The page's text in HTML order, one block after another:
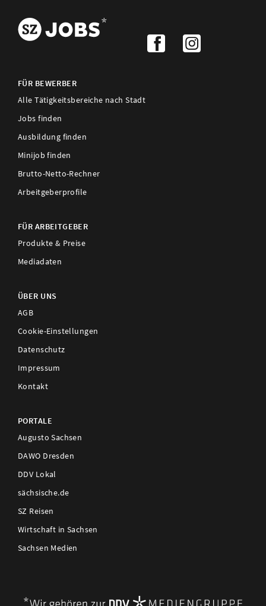
FÜR BEWERBER
Alle Tätigkeitsbereiche nach Stadt
Jobs finden
Ausbildung finden
Minijob finden
Brutto-Netto-Rechner
Arbeitgeberprofile
FÜR ARBEITGEBER
Produkte & Preise
Mediadaten
ÜBER UNS
AGB
Cookie-Einstellungen
Datenschutz
Impressum
Kontakt
PORTALE
Augusto Sachsen
DAWO Dresden
DDV Lokal
sächsische.de
SZ Reisen
Wirtschaft in Sachsen
Sachsen Medien